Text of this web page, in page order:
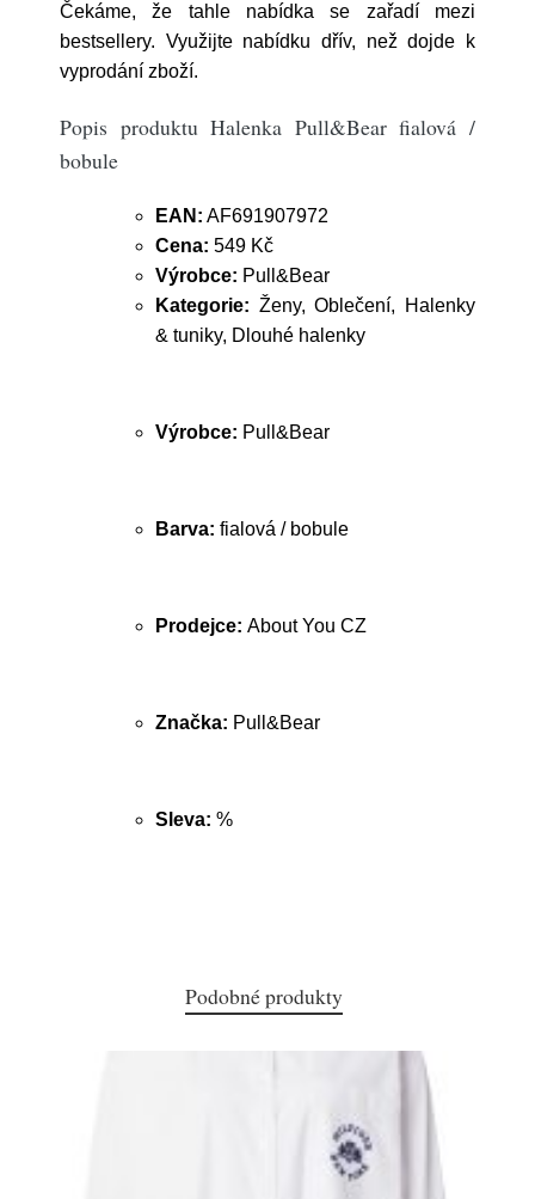
Čekáme, že tahle nabídka se zařadí mezi
bestsellery. Využijte nabídku dřív, než dojde k
vyprodání zboží.
Popis produktu Halenka Pull&Bear fialová /
bobule
EAN: AF691907972
Cena: 549 Kč
Výrobce: Pull&Bear
Kategorie: Ženy, Oblečení, Halenky
& tuniky, Dlouhé halenky
Výrobce: Pull&Bear
Barva: fialová / bobule
Prodejce: About You CZ
Značka: Pull&Bear
Sleva: %
Podobné produkty